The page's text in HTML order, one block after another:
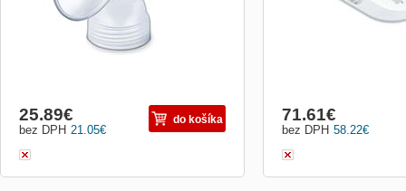
21.05€
bez DPH
25.89€ do košíka
58.22€
bez DPH
71.61€